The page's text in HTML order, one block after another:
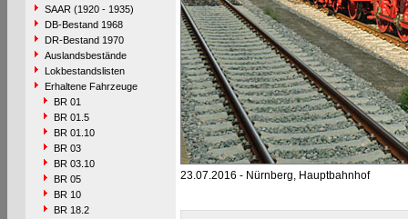
SAAR (1920 - 1935)
DB-Bestand 1968
DR-Bestand 1970
Auslandsbestände
Lokbestandslisten
Erhaltene Fahrzeuge
BR 01
BR 01.5
BR 01.10
BR 03
BR 03.10
BR 05
BR 10
BR 18.2
23.07.2016 - Nürnberg, Hauptbahnhof